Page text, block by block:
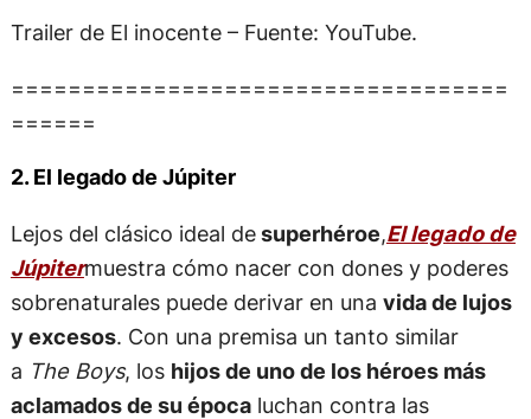
Trailer de El inocente – Fuente: YouTube.
===================================
======
2. El legado de Júpiter
Lejos del clásico ideal desuperhéroe,El legado de
Júpitermuestra cómo nacer con dones y poderes
sobrenaturales puede derivar en una vida de lujos
y excesos. Con una premisa un tanto similar
a The Boys, los hijos de uno de los héroes más
aclamados de su épocaluchan contra las